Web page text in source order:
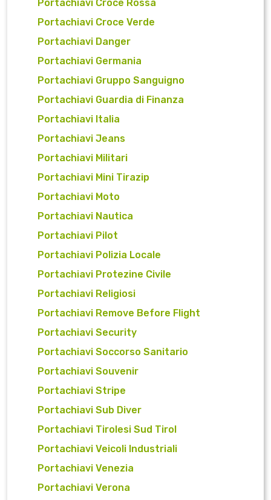
Portachiavi Croce Rossa
Portachiavi Croce Verde
Portachiavi Danger
Portachiavi Germania
Portachiavi Gruppo Sanguigno
Portachiavi Guardia di Finanza
Portachiavi Italia
Portachiavi Jeans
Portachiavi Militari
Portachiavi Mini Tirazip
Portachiavi Moto
Portachiavi Nautica
Portachiavi Pilot
Portachiavi Polizia Locale
Portachiavi Protezine Civile
Portachiavi Religiosi
Portachiavi Remove Before Flight
Portachiavi Security
Portachiavi Soccorso Sanitario
Portachiavi Souvenir
Portachiavi Stripe
Portachiavi Sub Diver
Portachiavi Tirolesi Sud Tirol
Portachiavi Veicoli Industriali
Portachiavi Venezia
Portachiavi Verona